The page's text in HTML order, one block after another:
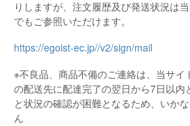
りしますが、注文履歴及び発送状況は
でもご参照いただけます。
https://egoist-ec.jp//v2/sign/mail
※不良品、商品不備のご連絡は、当サイ
の配送先に配達完了の翌日から7日以内
と状況の確認が困難となるため、いか
ん